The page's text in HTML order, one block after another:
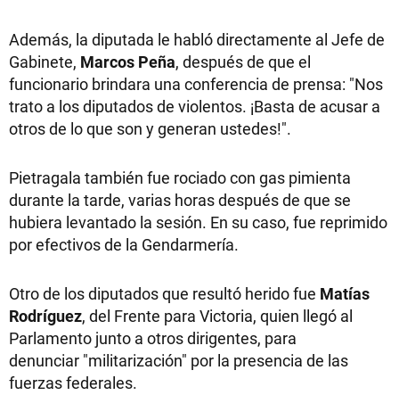
Además, la diputada le habló directamente al Jefe de
Gabinete, Marcos Peña, después de que el
funcionario brindara una conferencia de prensa: "Nos
trato a los diputados de violentos. ¡Basta de acusar a
otros de lo que son y generan ustedes!".
Pietragala también fue rociado con gas pimienta
durante la tarde, varias horas después de que se
hubiera levantado la sesión. En su caso, fue reprimido
por efectivos de la Gendarmería.
Otro de los diputados que resultó herido fue Matías
Rodríguez, del Frente para Victoria, quien llegó al
Parlamento junto a otros dirigentes, para
denunciar "militarización" por la presencia de las
fuerzas federales.